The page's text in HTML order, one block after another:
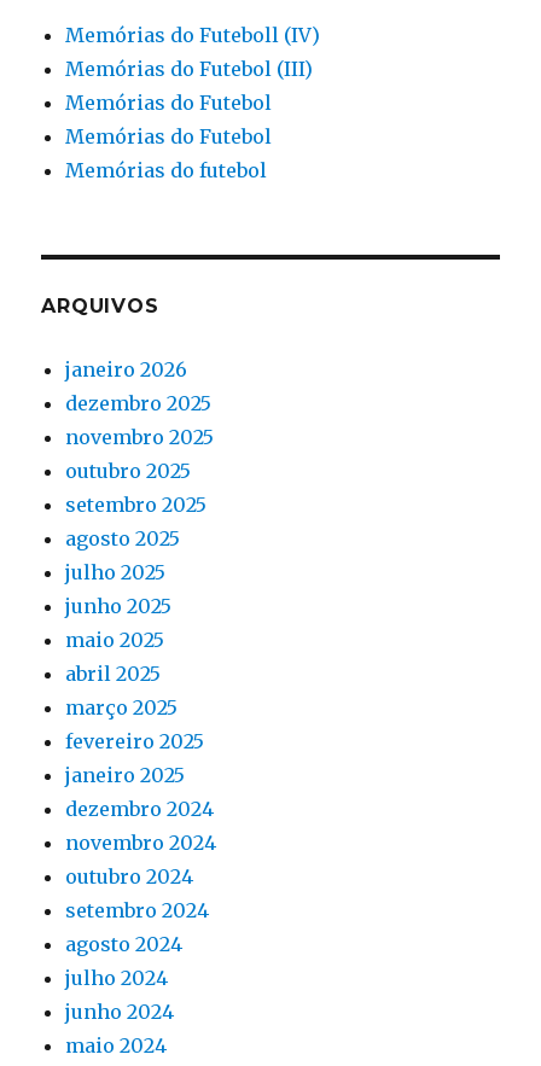
Memórias do Futeboll (IV)
Memórias do Futebol (III)
Memórias do Futebol
Memórias do Futebol
Memórias do futebol
ARQUIVOS
janeiro 2026
dezembro 2025
novembro 2025
outubro 2025
setembro 2025
agosto 2025
julho 2025
junho 2025
maio 2025
abril 2025
março 2025
fevereiro 2025
janeiro 2025
dezembro 2024
novembro 2024
outubro 2024
setembro 2024
agosto 2024
julho 2024
junho 2024
maio 2024